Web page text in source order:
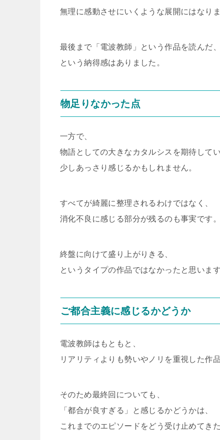
無理に感動させにいくような展開にはなりま
最後まで「電波教師」という作品を読んだ、
という納得感はありました。
物足りなかった点
一方で、
物語としての大きなカタルシスを期待して
少しあっさり感じるかもしれません。
すべてが綺麗に整理されるわけではなく、
消化不良に感じる部分が残るのも事実です。
終盤に向けて盛り上がりきる、
というタイプの作品ではなかったと思います
ご都合主義に感じるかどうか
電波教師はもともと、
リアリティよりも勢いやノリを重視した作品
そのため最終回についても、
「都合が良すぎる」と感じるかどうかは、
これまでのエピソードをどう受け止めてきた